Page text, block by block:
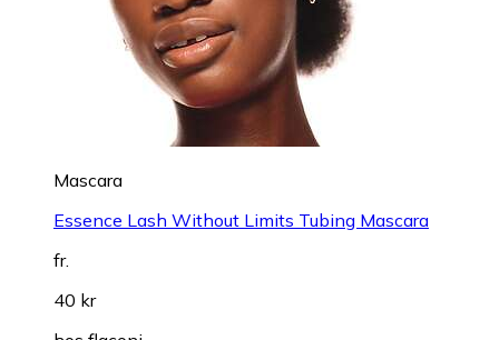
Mascara
Essence Lash Without Limits Tubing Mascara
fr.
40 kr